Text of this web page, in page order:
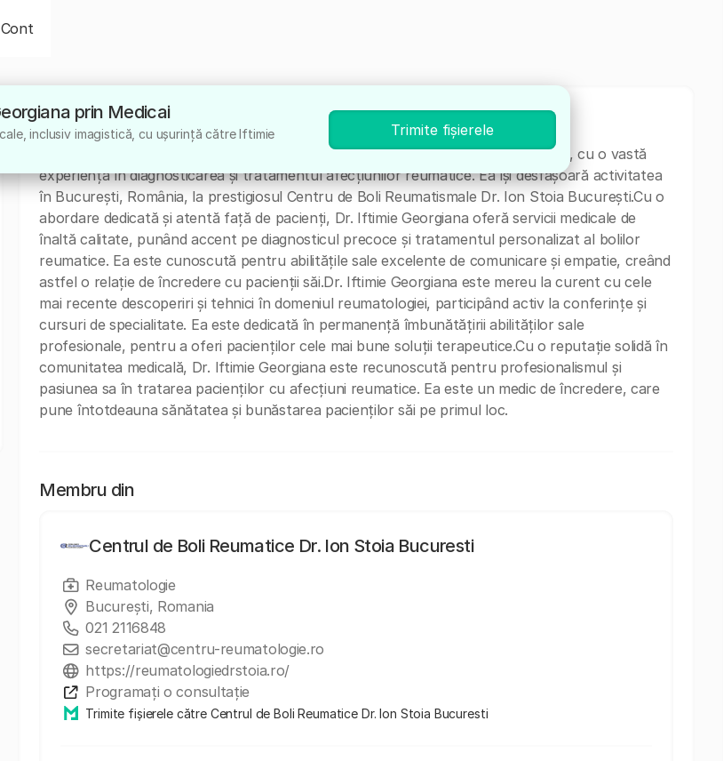
Cont
Despre
Dr. Iftimie Georgiana este un medic specialist în Medicina internă și Reumatologie, cu o vastă
experiență în diagnosticarea și tratamentul afecțiunilor reumatice. Ea își desfășoară activitatea
în București, România, la prestigiosul Centru de Boli Reumatismale Dr. Ion Stoia București.Cu o
abordare dedicată și atentă față de pacienți, Dr. Iftimie Georgiana oferă servicii medicale de
înaltă calitate, punând accent pe diagnosticul precoce și tratamentul personalizat al bolilor
reumatice. Ea este cunoscută pentru abilitățile sale excelente de comunicare și empatie, creând
astfel o relație de încredere cu pacienții săi.Dr. Iftimie Georgiana este mereu la curent cu cele
mai recente descoperiri și tehnici în domeniul reumatologiei, participând activ la conferințe și
cursuri de specialitate. Ea este dedicată în permanență îmbunătățirii abilităților sale
profesionale, pentru a oferi pacienților cele mai bune soluții terapeutice.Cu o reputație solidă în
comunitatea medicală, Dr. Iftimie Georgiana este recunoscută pentru profesionalismul și
pasiunea sa în tratarea pacienților cu afecțiuni reumatice. Ea este un medic de încredere, care
pune întotdeauna sănătatea și bunăstarea pacienților săi pe primul loc.
Membru din
Centrul de Boli Reumatice Dr. Ion Stoia Bucuresti
Reumatologie
București, Romania
021 2116848
secretariat@centru-reumatologie.ro
https://reumatologiedrstoia.ro/
Programați o consultație
Trimite fișierele către Centrul de Boli Reumatice Dr. Ion Stoia Bucuresti
prin Medicai
inclusiv imagistică, cu ușurință către Iftimie
Trimite fișierele